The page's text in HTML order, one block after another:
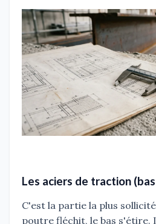
Les aciers de traction
C'est la partie la plus
poutre fléchit, le bas s'étire.